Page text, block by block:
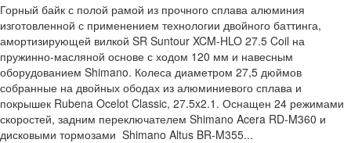
Горный байк с полой рамой из прочного сплава алюминия
изготовленной с применением технологии двойного баттинга,
амортизирующей вилкой SR Suntour XCM-HLO 27.5 Coil на
пружинно-масляной основе с ходом 120 мм и навесным
оборудованием Shimano. Колеса диаметром 27,5 дюймов
собранные на двойных ободах из алюминиевого сплава и
покрышек Rubena Ocelot Classic, 27.5x2.1. Оснащен 24 режимами
скоростей, задним переключателем Shimano Acera RD-M360 и
дисковыми тормозами Shimano Altus BR-M355...